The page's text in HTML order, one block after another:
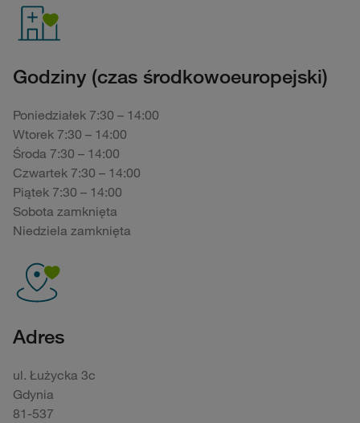
Godziny (czas środkowoeuropejski)
Poniedziałek 7:30 – 14:00
Wtorek 7:30 – 14:00
Środa 7:30 – 14:00
Czwartek 7:30 – 14:00
Piątek 7:30 – 14:00
Sobota zamknięta
Niedziela zamknięta
Adres
ul. Łużycka 3c
Gdynia
81-537